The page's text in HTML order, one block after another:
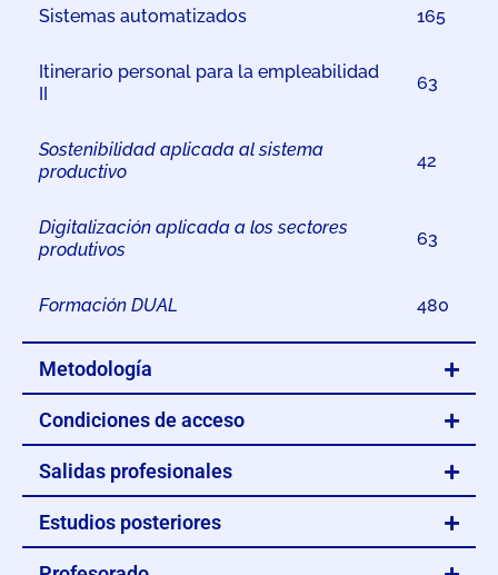
Sistemas automatizados 165
Itinerario personal para la empleabilidad
63
Sostenibilidad aplicada al sistema
productivo
42
Digitalización aplicada a los sectores
produtivos
63
Formación DUAL 480
Metodología
Condiciones de acceso
Salidas profesionales
Estudios posteriores